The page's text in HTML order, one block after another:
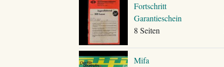
Fortschritt
Garantieschein
8 Seiten
Mifa